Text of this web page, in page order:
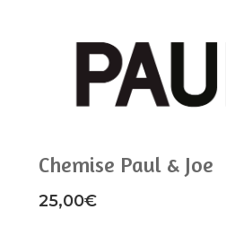
Chemise Paul & Joe
25,00€